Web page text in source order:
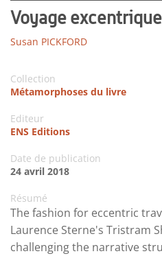
Voyage excentrique
Susan PICKFORD
Collection
Métamorphoses du livre
Editeur
ENS Editions
Date de publication
24 avril 2018
Résumé
The fashion for eccentric
Laurence Sterne's Tristram
challenging the narrative